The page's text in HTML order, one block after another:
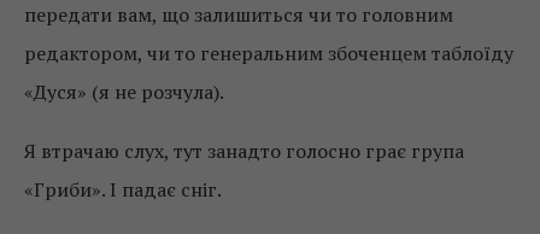
передати вам, що залишиться чи то головним
редактором, чи то генеральним збоченцем таблоїду
«Дуся» (я не розчула).
Я втрачаю слух, тут занадто голосно грає група
«Гриби». І падає сніг.